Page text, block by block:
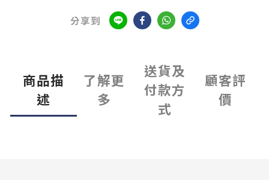
分享到
商品描
述
了解更
多
送貨及
付款方
式
顧客評
價